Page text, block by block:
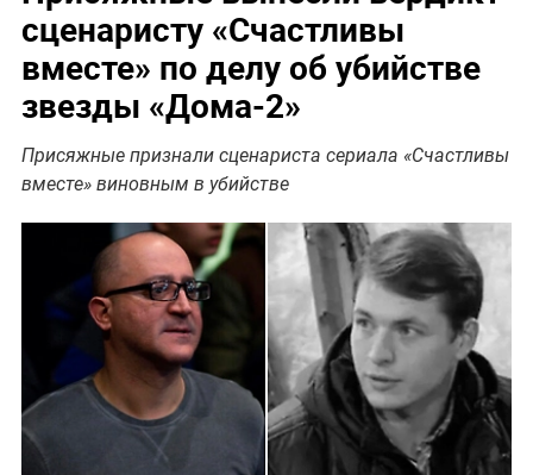
сценаристу «Счастливы
вместе» по делу об убийстве
звезды «Дома-2»
Присяжные признали сценариста сериала «Счастливы
вместе» виновным в убийстве